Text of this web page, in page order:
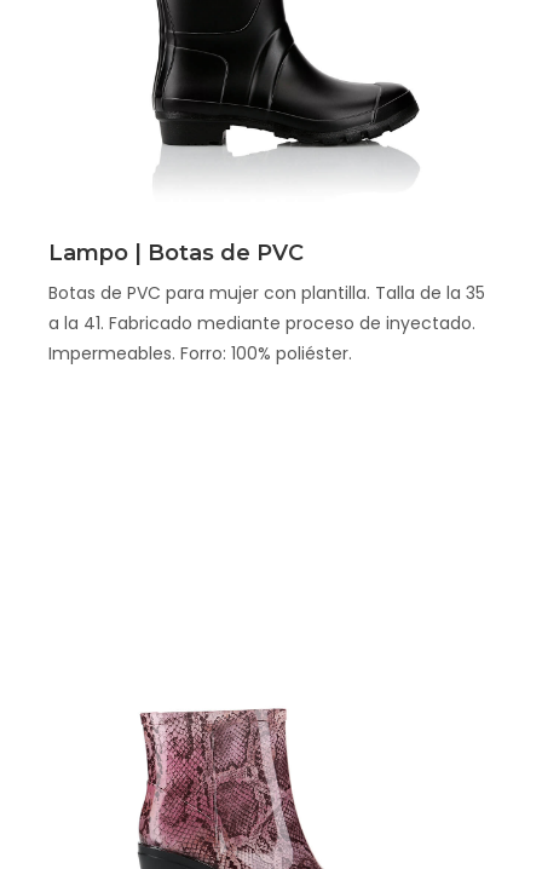
Scopri
Lampo | Botas de PVC
Botas de PVC para mujer con plantilla. Talla de la 35
a la 41. Fabricado mediante proceso de inyectado.
Impermeables. Forro: 100% poliéster.